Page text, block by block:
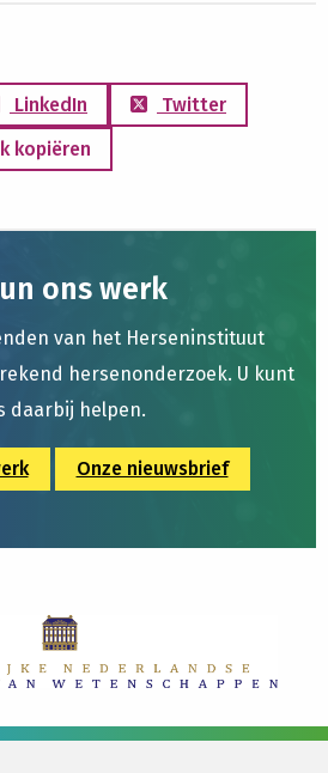
LinkedIn
Twitter
kopiëren
ons werk
van het Herseninstituut
hersenonderzoek. U kunt
daarbij helpen.
Onze nieuwsbrief